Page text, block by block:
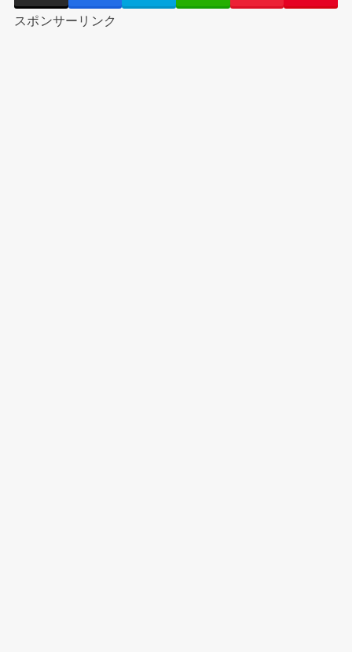
スポンサーリンク